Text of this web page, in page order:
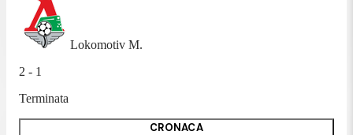
Lokomotiv M.
2 - 1
Terminata
CRONACA